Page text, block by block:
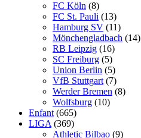
FC Köln (8)
FC St. Pauli (13)
Hamburg SV (11)
Mönchengladbach (14)
RB Leipzig (16)
SC Freiburg (5)
Union Berlin (5)
VfB Stuttgart (7)
Werder Bremen (8)
Wolfsburg (10)
Enfant (665)
LIGA (369)
Athletic Bilbao (9)